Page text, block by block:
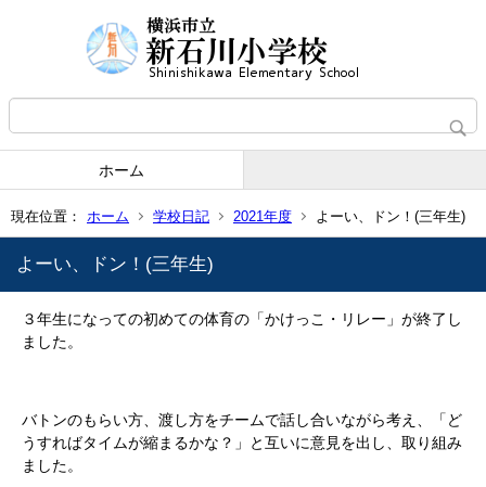
ホーム
現在位置： ホーム 学校日記 2021年度 よーい、ドン！(三年生)
よーい、ドン！(三年生)
３年生になっての初めての体育の「かけっこ・リレー」が終了し
ました。
バトンのもらい方、渡し方をチームで話し合いながら考え、「ど
うすればタイムが縮まるかな？」と互いに意見を出し、取り組み
ました。